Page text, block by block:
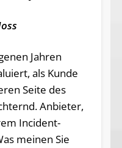
Jahren
als Kunde
Seite des
Anbieter,
Incident-
meinen Sie